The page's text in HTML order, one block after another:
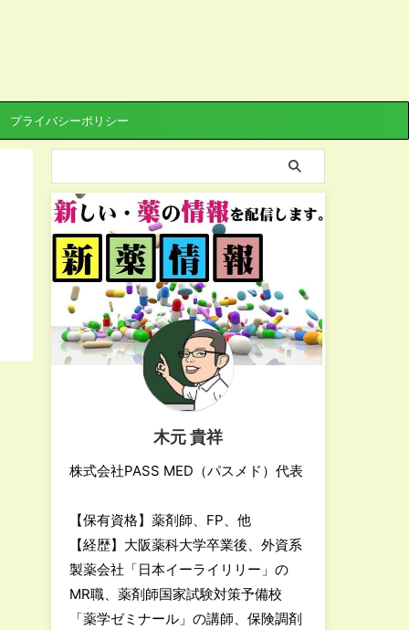
プライバシーポリシー
木元 貴祥
株式会社PASS MED（パスメド）代表
【保有資格】薬剤師、FP、他
【経歴】大阪薬科大学卒業後、外資系
製薬会社「日本イーライリリー」の
MR職、薬剤師国家試験対策予備校
「薬学ゼミナール」の講師、保険調剤